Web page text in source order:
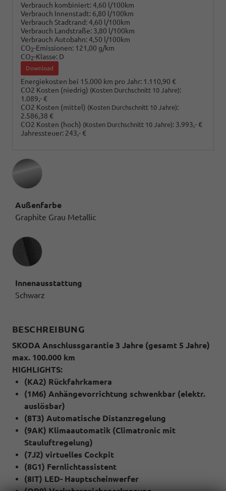
Verbrauch kombiniert:4,60 l/100km
Verbrauch Innenstadt: 6,80 l/100km
Verbrauch Stadtrand:4,60 l/100km
Verbrauch Landstraße: 3,80 l/100km
Verbrauch Autobahn:4,50 l/100km
CO2-Emissionen: 121,00 g/km
CO2-Klasse: D
Download
Energiekosten bei 15.000 km pro Jahr: 1.110,90 €
CO2 Kosten (niedrig) (Kosten Durchschnitt 10 Jahre):
1.089,- €
CO2 Kosten (mittel) (Kosten Durchschnitt 10 Jahre):
2.586,38 €
CO2 Kosten (hoch) (Kosten Durchschnitt 10 Jahre): 3.993,- €
Jahressteuer: 243,- €
Außenfarbe
Graphite Grau Metallic
Innenausstattung
Innenausstattung
Schwarz
BESCHREIBUNG
SKODA Anschlussgarantie 3 Jahre (gesamt 5 Jahre)
max. 100.000 km
HIGHLIGHTS:
(KA2) Rückfahrkamera
(1M6) Anhängevorrichtung schwenkbar (elektr.
auslösbar)
(8T3) Automatische Distanzregelung
(9AK) Klimaautomatik (Climatronic mit
Stauluftregelung)
(7J2) virtuelles Cockpit
(8G1) Fernlichtassistent
(8IT) LED- Hauptscheinwerfer